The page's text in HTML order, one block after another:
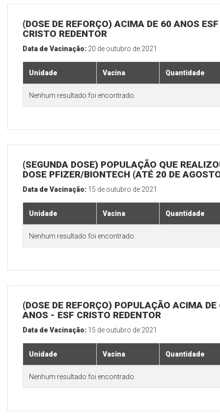
(DOSE DE REFORÇO) ACIMA DE 60 ANOS ESF
CRISTO REDENTOR
Data de Vacinação: 20 de outubro de 2021
Unidade Vacina Quantidade
Nenhum resultado foi encontrado.
(SEGUNDA DOSE) POPULAÇÃO QUE
DOSE PFIZER/BIONTECH (ATÉ 20 DE
Data de Vacinação: 15 de outubro de 2021
Unidade Vacina Quantidade
Nenhum resultado foi encontrado.
(DOSE DE REFORÇO) POPULAÇÃO ACIMA DE
ANOS - ESF CRISTO REDENTOR
Data de Vacinação: 15 de outubro de 2021
Unidade Vacina Quantidade
Nenhum resultado foi encontrado.